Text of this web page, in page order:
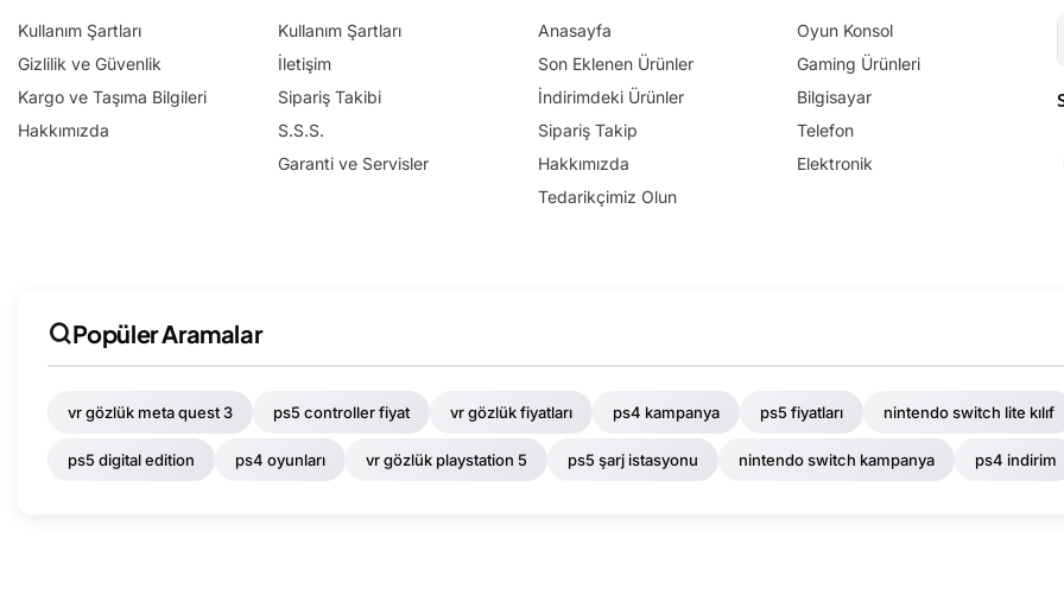
Kullanım Şartları
Gizlilik ve Güvenlik
Kargo ve Taşıma Bilgileri
Hakkımızda
Kullanım Şartları
İletişim
Sipariş Takibi
S.S.S.
Garanti ve Servisler
Anasayfa
Son Eklenen Ürünler
İndirimdeki Ürünler
Sipariş Takip
Hakkımızda
Tedarikçimiz Olun
Oyun Konsol
Gaming Ürünleri
Bilgisayar
Telefon
Elektronik
Popüler Aramalar
vr gözlük meta quest 3 ps5 controller fiyat vr gözlük fiyatları ps4 kampanya ps5 fiyatları nintendo switch lite kılıf
ps5 digital edition ps4 oyunları vr gözlük playstation 5 ps5 şarj istasyonu nintendo switch kampanya ps4 indirim